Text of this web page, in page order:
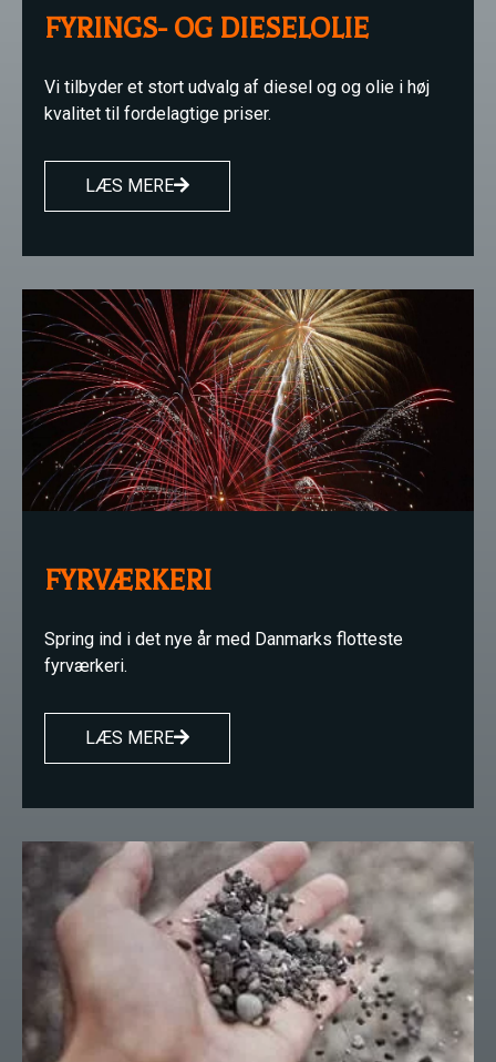
FYRINGS- OG DIESELOLIE
Vi tilbyder et stort udvalg af diesel og og olie i høj
kvalitet til fordelagtige priser.
LÆS MERE
FYRVÆRKERI
Spring ind i det nye år med Danmarks flotteste
fyrværkeri.
LÆS MERE